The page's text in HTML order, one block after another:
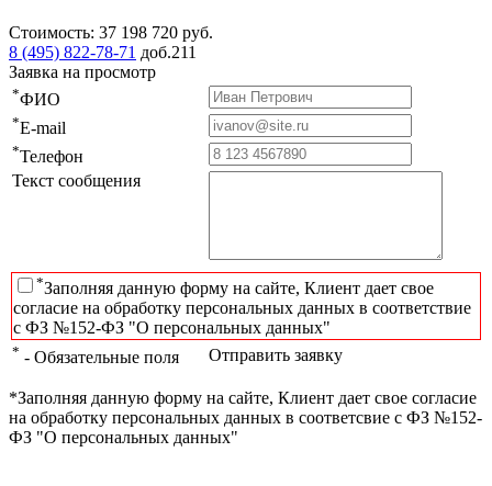
Стоимость: 37 198 720 руб.
8 (495) 822-78-71 доб.211
Заявка на просмотр
*ФИО
*E-mail
*Телефон
Текст сообщения
*Заполняя данную форму на сайте, Клиент дает свое
согласие на обработку персональных данных в соответствие
с ФЗ №152-ФЗ "О персональных данных"
* - Обязательные поля Отправить заявку
*Заполняя данную форму на сайте, Клиент дает свое согласие
на обработку персональных данных в соответсвие с ФЗ №152-
ФЗ "О персональных данных"